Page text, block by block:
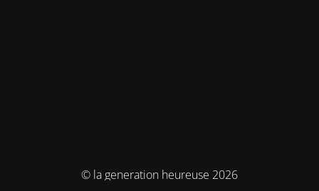
© la generation heureuse 2026